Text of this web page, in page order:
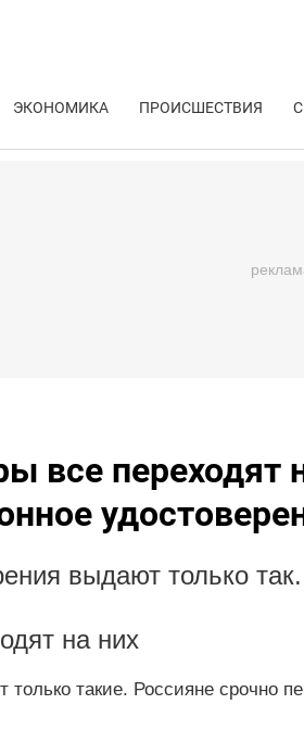
ЭКОНОМИКА ПРОИСШЕСТВИЯ
все переходят
выдают только так.
на них
такие. Россияне срочно